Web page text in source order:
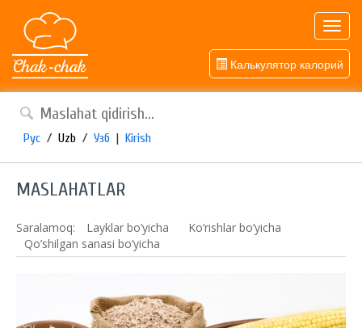
Калькулятор калорий
Рус / Uzb / Узб | Kirish
MASLAHATLAR
Saralamoq: Layklar bo’yicha
Ko‘rishlar bo‘yicha
Qo’shilgan sanasi bo’yicha